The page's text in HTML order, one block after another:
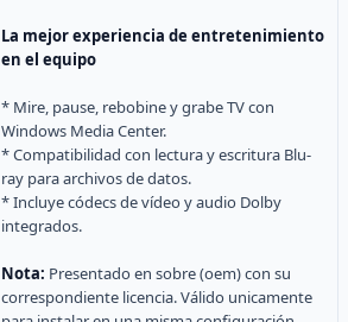
La mejor experiencia de entretenimiento
en el equipo
* Mire, pause, rebobine y grabe TV con
Windows Media Center.
* Compatibilidad con lectura y escritura Blu-
ray para archivos de datos.
* Incluye códecs de vídeo y audio Dolby
integrados.
Nota: Presentado en sobre (oem) con su
correspondiente licencia. Válido unicamente